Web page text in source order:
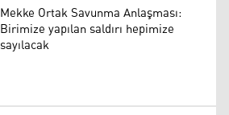
Mekke Ortak Savunma Anlaşması:
Birimize yapılan saldırı hepimize
sayılacak